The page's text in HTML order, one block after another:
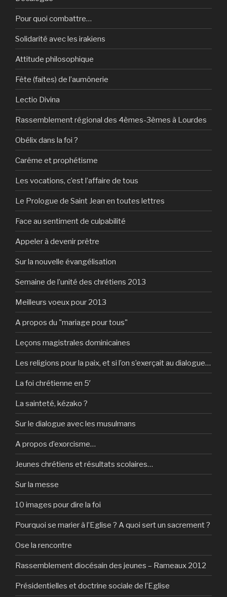
Pour quoi combattre…
Solidarité avec les irakiens
Attitude philosophique
Fête (faites) de l’aumônerie
Lectio Divina
Rassemblement régional des 4èmes-3èmes à Lourdes
Obélix dans la foi ?
Carême et prophétisme
Les vocations, c’est l’affaire de tous
Le Prologue de Saint Jean en toutes lettres
Face au sentiment de culpabilité
Appeler à devenir prêtre
Sur la nouvelle évangélisation
Semaine de l’unité des chrétiens 2013
Meilleurs voeux pour 2013
A propos du "mariage pour tous"
Leçons magistrales dominicaines
Les religions pour la paix, et si l’on s’exerçait au dialogue…
La foi chrétienne en 5′
La sainteté, kézako ?
Sur le dialogue avec les musulmans
A propos d’exorcisme…
Jeunes chrétiens et résultats scolaires…
Sur la messe
10 images pour dire la foi
Pourquoi se marier à l’Eglise ? A quoi sert un sacrement ?
Ose la rencontre
Rassemblement diocésain des jeunes – Rameaux 2012
Présidentielles et doctrine sociale de l’Eglise